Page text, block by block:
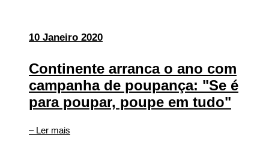
10 Janeiro 2020
Continente arranca o ano com
campanha de poupança: "Se é
para poupar, poupe em tudo"
– Ler mais